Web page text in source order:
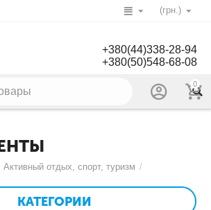
(грн.)
+380(44)338-28-94
+380(50)548-68-08
0
Активный отдых, спорт, туризм /
КАТЕГОРИИ